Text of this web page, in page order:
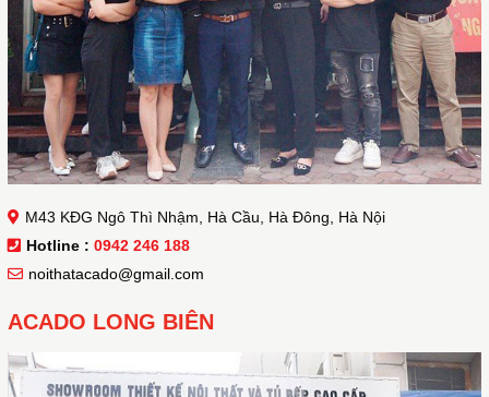
M43 KĐG Ngô Thì Nhậm, Hà Cầu, Hà Đông, Hà Nội
Hotline : 0942 246 188
noithatacado@gmail.com
ACADO LONG BIÊN